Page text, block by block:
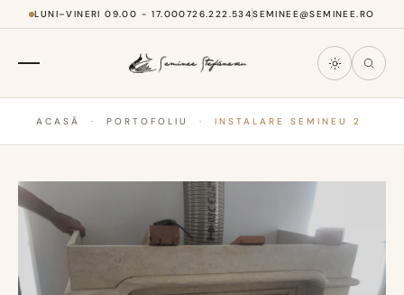
LUNI–VINERI 09.00 - 17.000726.222.534SEMINEE@SEMINEE.RO
ACASĂ · PORTOFOLIU · INSTALARE SEMINEU 2